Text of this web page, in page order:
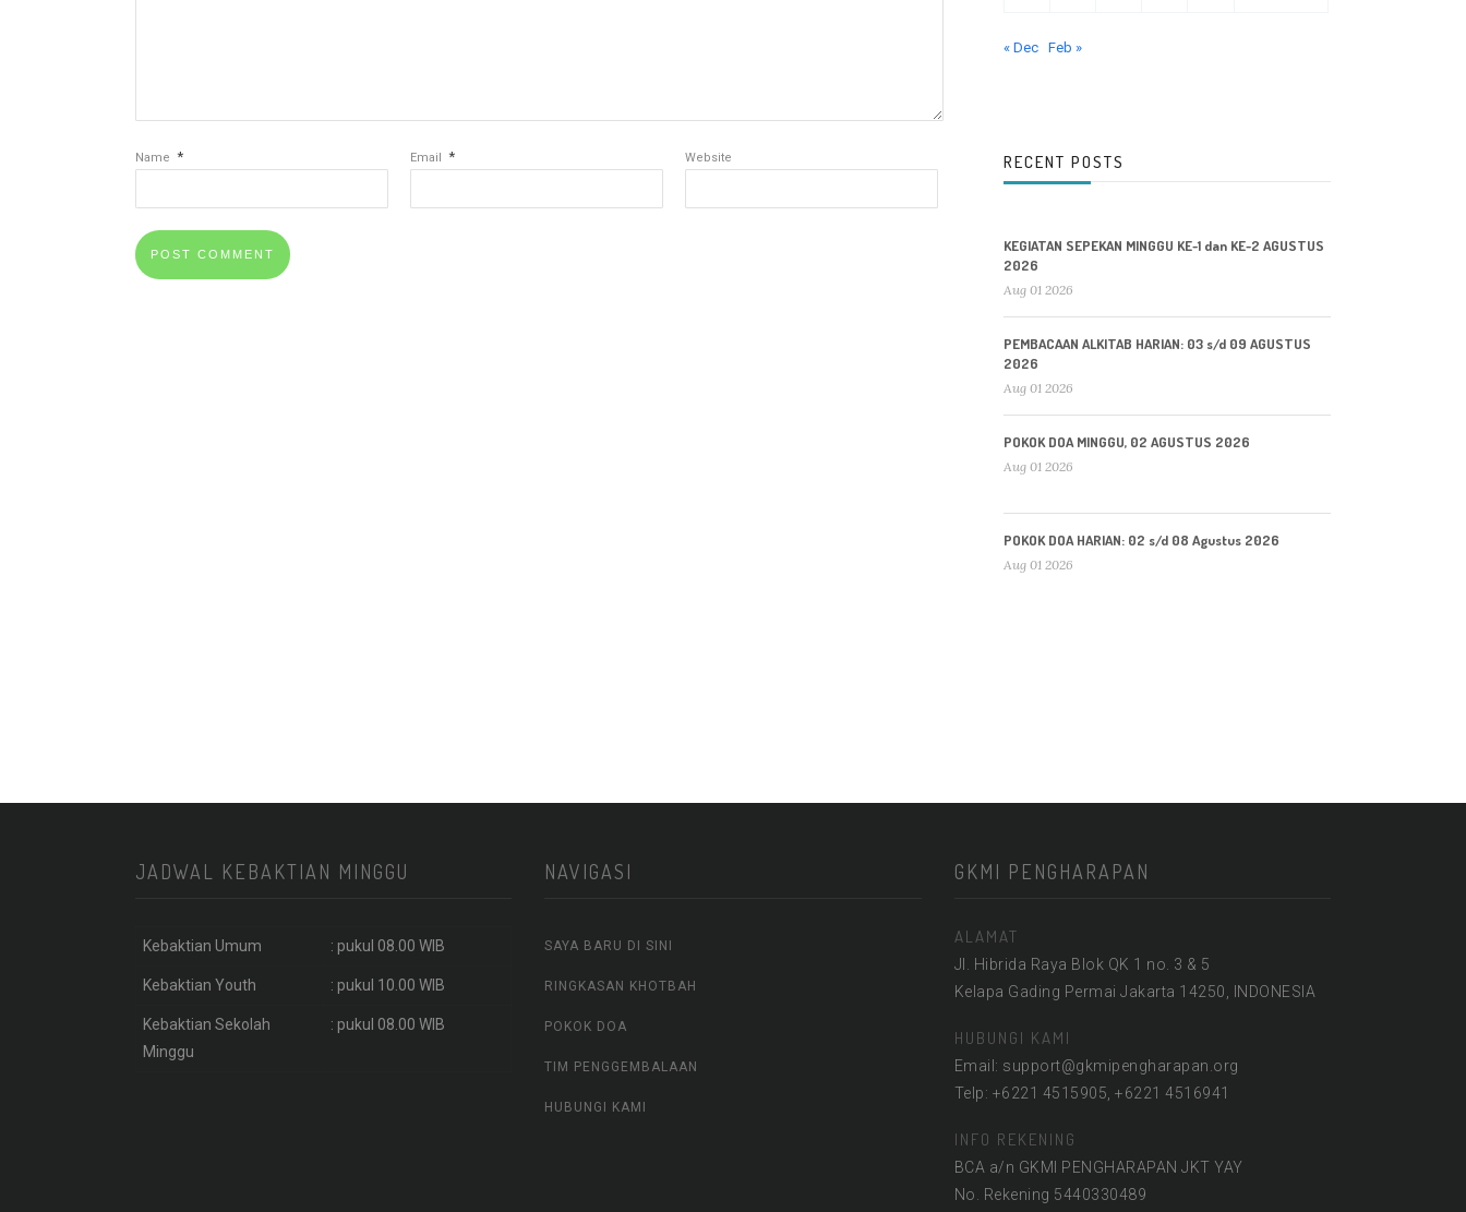
Name * Email * Website
« Dec Feb »
RECENT POSTS
KEGIATAN SEPEKAN MINGGU KE-1 dan KE-2 AGUSTUS
2026
Aug 01 2026
PEMBACAAN ALKITAB HARIAN: 03 s/d 09 AGUSTUS
2026
Aug 01 2026
POKOK DOA MINGGU, 02 AGUSTUS 2026
Aug 01 2026
POKOK DOA HARIAN: 02 s/d 08 Agustus 2026
Aug 01 2026
JADWAL KEBAKTIAN MINGGU
Kebaktian Umum : pukul 08.00 WIB
Kebaktian Youth : pukul 10.00 WIB
Kebaktian Sekolah
Minggu
: pukul 08.00 WIB
NAVIGASI
SAYA BARU DI SINI
RINGKASAN KHOTBAH
POKOK DOA
TIM PENGGEMBALAAN
HUBUNGI KAMI
GKMI PENGHARAPAN
ALAMAT
Jl. Hibrida Raya Blok QK 1 no. 3 & 5
Kelapa Gading Permai Jakarta 14250, INDONESIA
HUBUNGI KAMI
Email: support@gkmipengharapan.org
Telp: +6221 4515905, +6221 4516941
INFO REKENING
BCA a/n GKMI PENGHARAPAN JKT YAY
No. Rekening 5440330489